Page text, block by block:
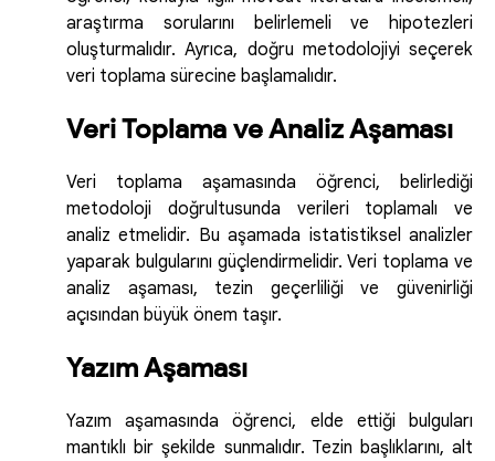
araştırma sorularını belirlemeli ve hipotezleri
oluşturmalıdır. Ayrıca, doğru metodolojiyi seçerek
veri toplama sürecine başlamalıdır.
Veri Toplama ve Analiz Aşaması
Veri toplama aşamasında öğrenci, belirlediği
metodoloji doğrultusunda verileri toplamalı ve
analiz etmelidir. Bu aşamada istatistiksel analizler
yaparak bulgularını güçlendirmelidir. Veri toplama ve
analiz aşaması, tezin geçerliliği ve güvenirliği
açısından büyük önem taşır.
Yazım Aşaması
Yazım aşamasında öğrenci, elde ettiği bulguları
mantıklı bir şekilde sunmalıdır. Tezin başlıklarını, alt